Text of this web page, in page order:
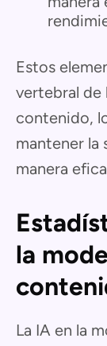
Estos
vertebral de
contenido,
mantener la
manera
la
La IA en la